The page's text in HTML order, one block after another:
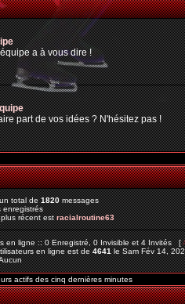
a à vous dire !
part de vos idées ? N'hésitez pas !
total de1820messages
enregistrés
plus récent estracialroutine63
en ligne :: 0 Enregistré, 0 Invisible et 4 Invités [
en ligne est de4641le Sam Fév 14,
actifs des cinq dernières minutes